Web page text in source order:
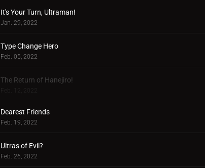
It's Your Turn, Ultraman!
Jan. 29, 2022
Type Change Hero
Feb. 05, 2022
The Return of Hanejiro!
Feb. 12, 2022
Dearest Friends
Feb. 19, 2022
Ultras of Evil?
Feb. 26, 2022